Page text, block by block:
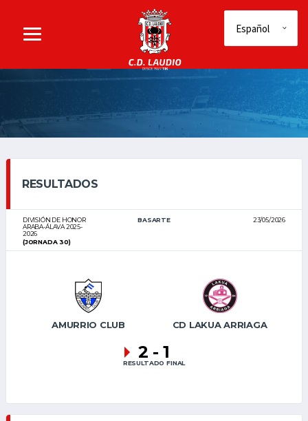
RESULTADOS
DIVISIÓN DE HONOR
ARABA-ÁLAVA 2025-
2026
BASARTE 23/05/2026
(JORNADA 30)
AMURRIO CLUB CD LAKUA ARRIAGA
2 - 1
RESULTADO FINAL